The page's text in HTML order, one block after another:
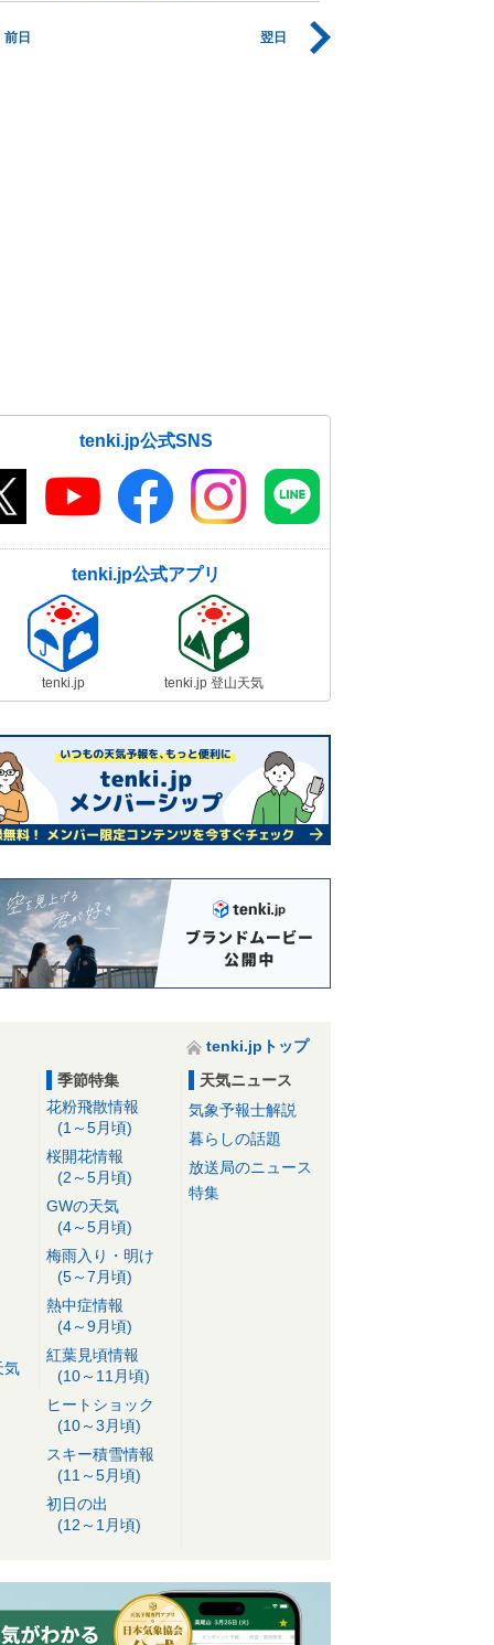
前日 翌日
tenki.jp公式SNS
tenki.jp公式アプリ
tenki.jp tenki.jp 登山天気
tenki.jpトップ
気
季節特集
花粉飛散情報
(1～5月頃)
桜開花情報
(2～5月頃)
GWの天気
(4～5月頃)
梅雨入り・明け
(5～7月頃)
熱中症情報
(4～9月頃)
紅葉見頃情報
(10～11月頃)
ヒートショック
(10～3月頃)
スキー積雪情報
(11～5月頃)
初日の出
(12～1月頃)
天気ニュース
気象予報士解説
暮らしの話題
放送局のニュース
特集